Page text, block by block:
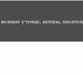
ученые, актеры,